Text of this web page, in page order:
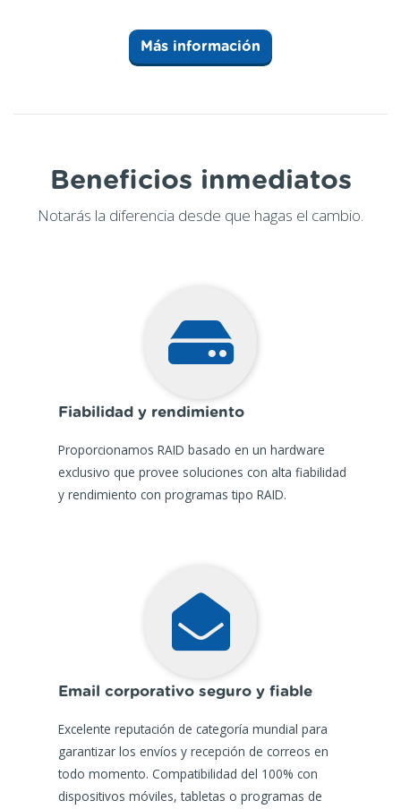
Más información
Beneficios inmediatos
Notarás la diferencia desde que hagas el cambio.
Fiabilidad y rendimiento
Proporcionamos RAID basado en un hardware
exclusivo que provee soluciones con alta fiabilidad
y rendimiento con programas tipo RAID.
Email corporativo seguro y fiable
Excelente reputación de categoría mundial para
garantizar los envíos y recepción de correos en
todo momento. Compatibilidad del 100% con
dispositivos móviles, tabletas o programas de